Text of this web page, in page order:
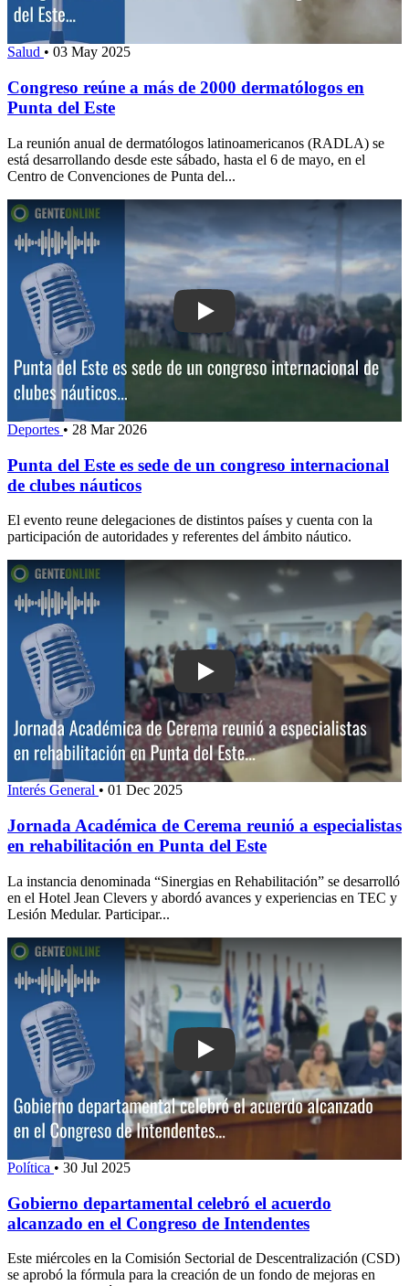
Salud • 03 May 2025
Congreso reúne a más de 2000 dermatólogos en
Punta del Este
La reunión anual de dermatólogos latinoamericanos (RADLA) se
está desarrollando desde este sábado, hasta el 6 de mayo, en el
Centro de Convenciones de Punta del...
Play: Punta del Este es sede de un
Deportes • 28 Mar 2026
Punta del Este es sede de un congreso internacional
de clubes náuticos
El evento reune delegaciones de distintos países y cuenta con la
participación de autoridades y referentes del ámbito náutico.
Play: Jornada Académica de Cerema
Interés General • 01 Dec 2025
Jornada Académica de Cerema reunió a especialistas
en rehabilitación en Punta del Este
La instancia denominada “Sinergias en Rehabilitación” se desarrolló
en el Hotel Jean Clevers y abordó avances y experiencias en TEC y
Lesión Medular. Participar...
Play: Gobierno departamental
Política • 30 Jul 2025
Gobierno departamental celebró el acuerdo
alcanzado en el Congreso de Intendentes
Este miércoles en la Comisión Sectorial de Descentralización (CSD)
se aprobó la fórmula para la creación de un fondo de mejoras en